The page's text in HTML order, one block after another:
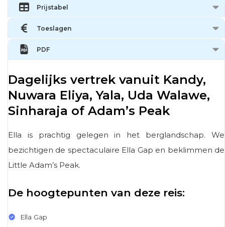
Prijstabel
Toeslagen
PDF
Dagelijks vertrek vanuit Kandy,
Nuwara Eliya, Yala, Uda Walawe,
Sinharaja of Adam’s Peak
Ella is prachtig gelegen in het berglandschap. We
bezichtigen de spectaculaire Ella Gap en beklimmen de
Little Adam’s Peak.
De hoogtepunten van deze reis:
Ella Gap